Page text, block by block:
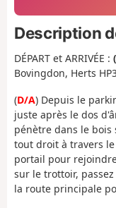
Description
DÉPART et ARRIVÉE :
Bovingdon, Herts
(D/A) Depuis le
juste après le dos
pénètre dans le bois
tout droit à travers
portail pour
sur le trottoir,
la route principale